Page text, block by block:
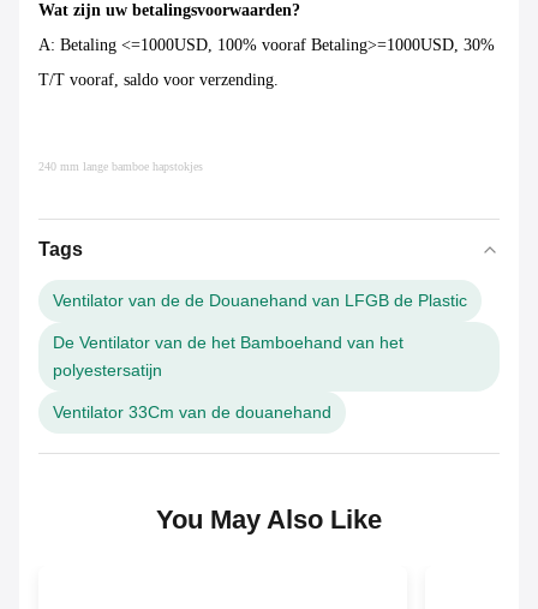
Wat zijn uw betalingsvoorwaarden?
A: Betaling <=1000USD, 100% vooraf Betaling>=1000USD, 30%
T/T vooraf, saldo voor verzending.
240 mm lange bamboe hapstokjes
Tags
Ventilator van de de Douanehand van LFGB de Plastic
De Ventilator van de het Bamboehand van het
polyestersatijn
Ventilator 33Cm van de douanehand
You May Also Like